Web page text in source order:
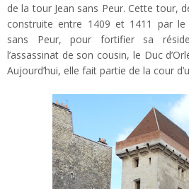
de la tour Jean sans Peur. Cette tour,
construite entre 1409 et 1411 par le
sans Peur, pour fortifier sa
l’assassinat de son cousin, le Duc
Aujourd’hui, elle fait partie de la cour